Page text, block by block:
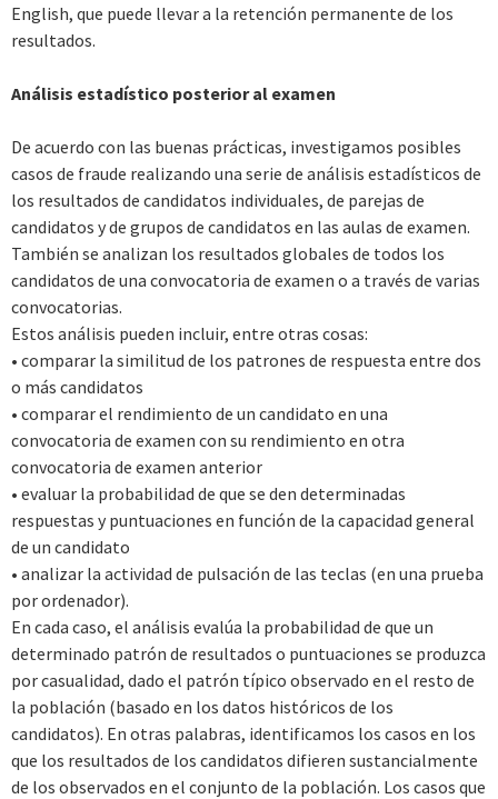
English, que puede llevar a la retención permanente de los
resultados.
Análisis estadístico posterior al examen
De acuerdo con las buenas prácticas, investigamos posibles
casos de fraude realizando una serie de análisis estadísticos de
los resultados de candidatos individuales, de parejas de
candidatos y de grupos de candidatos en las aulas de examen.
También se analizan los resultados globales de todos los
candidatos de una convocatoria de examen o a través de varias
convocatorias.
Estos análisis pueden incluir, entre otras cosas:
• comparar la similitud de los patrones de respuesta entre dos
o más candidatos
• comparar el rendimiento de un candidato en una
convocatoria de examen con su rendimiento en otra
convocatoria de examen anterior
• evaluar la probabilidad de que se den determinadas
respuestas y puntuaciones en función de la capacidad general
de un candidato
• analizar la actividad de pulsación de las teclas (en una prueba
por ordenador).
En cada caso, el análisis evalúa la probabilidad de que un
determinado patrón de resultados o puntuaciones se produzca
por casualidad, dado el patrón típico observado en el resto de
la población (basado en los datos históricos de los
candidatos). En otras palabras, identificamos los casos en los
que los resultados de los candidatos difieren sustancialmente
de los observados en el conjunto de la población. Los casos que